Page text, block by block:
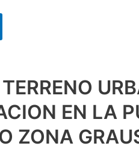
EN LA
ZONA